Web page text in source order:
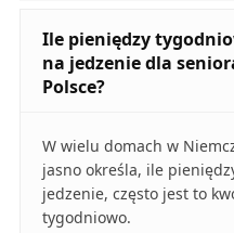
Ile pieniędzy
na jedzenie dla
Polsce?
W wielu domach w
jasno określa, ile
jedzenie, często jest to
tygodniowo.